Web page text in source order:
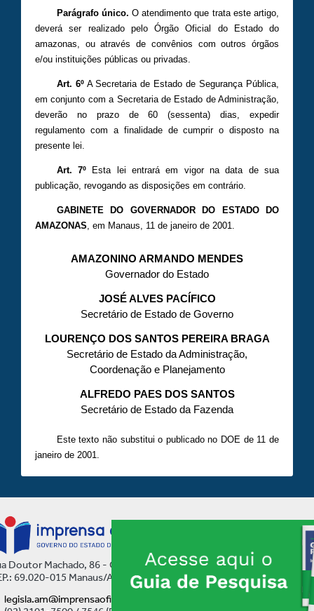
Parágrafo único. O atendimento que trata este artigo,
deverá ser realizado pelo Órgão Oficial do Estado do
amazonas, ou através de convênios com outros órgãos
e/ou instituições públicas ou privadas.
Art. 6ºA Secretaria de Estado de Segurança Pública,
em conjunto com a Secretaria de Estado de Administração,
deverão no prazo de 60 (sessenta) dias, expedir
regulamento com a finalidade de cumprir o disposto na
presente lei.
Art. 7º Esta lei entrará em vigor na data de sua
publicação, revogando as disposições em contrário.
GABINETE DO GOVERNADOR DO ESTADO DO
AMAZONAS, em Manaus, 11 de janeiro de 2001.
AMAZONINO ARMANDO MENDES
Governador do Estado
JOSÉ ALVES PACÍFICO
Secretário de Estado de Governo
LOURENÇO DOS SANTOS PEREIRA BRAGA
Secretário de Estado da Administração,
Coordenação e Planejamento
ALFREDO PAES DOS SANTOS
Secretário de Estado da Fazenda
Este texto não substitui o publicado no DOE de 11 de
janeiro de 2001.
Doutor Machado, 86 - Centro
69.020-015 Manaus/AM
legisla.am@imprensaoficial.am.gov.br